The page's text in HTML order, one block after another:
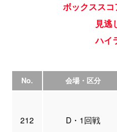
ボックススコ
見逃
ハイ
No. 会場・区分
212 D・1回戦